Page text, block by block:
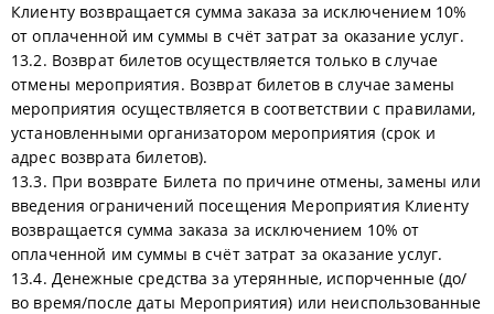
Клиенту возвращается сумма заказа за исключением 10%
от оплаченной им суммы в счёт затрат за оказание услуг.
13.2. Возврат билетов осуществляется только в случае
отмены мероприятия. Возврат билетов в случае замены
мероприятия осуществляется в соответствии с правилами,
установленными организатором мероприятия (срок и
адрес возврата билетов).
13.3. При возврате Билета по причине отмены, замены или
введения ограничений посещения Мероприятия Клиенту
возвращается сумма заказа за исключением 10% от
оплаченной им суммы в счёт затрат за оказание услуг.
13.4. Денежные средства за утерянные, испорченные (до/
во время/после даты Мероприятия) или неиспользованные